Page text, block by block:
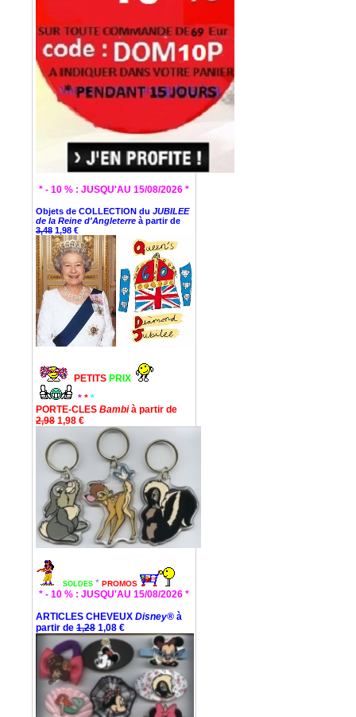
* - 10 % : JUSQU'AU 15/08/2026 *
Objets de COLLECTION du JUBILEE
de la Reine d'Angleterre à partir de
3,48 1,98 €
PETITS PRIX
* * *
PORTE-CLES Bambià partir de
2,98 1,98 €
SOLDES * PROMOS
* - 10 % : JUSQU'AU 15/08/2026 *
ARTICLES CHEVEUX Disney® à
partir de 1,28 1,08 €